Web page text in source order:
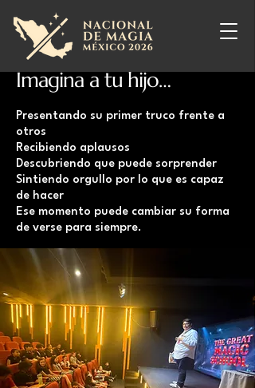
Imagina a tu hijo…
Presentando su primer truco frente a
otros
Recibiendo aplausos
Descubriendo que puede sorprender
Sintiendo orgullo por lo que es capaz
de hacer
Ese momento puede cambiar su forma
de verse para siempre.